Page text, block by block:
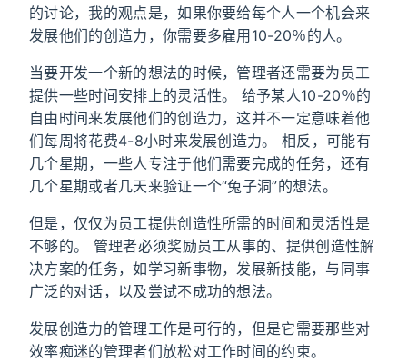
的讨论，我的观点是，如果你要给每个人一个机会来
发展他们的创造力，你需要多雇用10-20％的人。
当要开发一个新的想法的时候，管理者还需要为员工
提供一些时间安排上的灵活性。 给予某人10-20％的
自由时间来发展他们的创造力，这并不一定意味着他
们每周将花费4-8小时来发展创造力。 相反，可能有
几个星期，一些人专注于他们需要完成的任务，还有
几个星期或者几天来验证一个“兔子洞”的想法。
但是，仅仅为员工提供创造性所需的时间和灵活性是
不够的。 管理者必须奖励员工从事的、提供创造性解
决方案的任务，如学习新事物，发展新技能，与同事
广泛的对话，以及尝试不成功的想法。
发展创造力的管理工作是可行的，但是它需要那些对
效率痴迷的管理者们放松对工作时间的约束。